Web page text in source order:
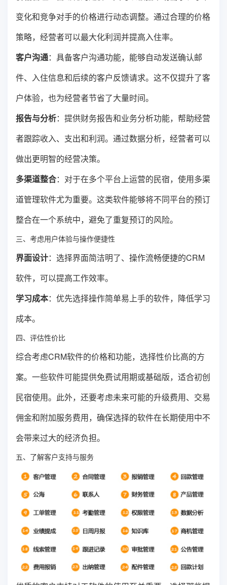
变化和竞争对手的价格进行动态调整。通过合理的价格
策略，经营者可以最大化利润并提高入住率。
客户沟通：具备客户沟通功能，能够自动发送确认邮
件、入住信息和后续的客户反馈请求。这不仅提升了客
户体验，也为经营者节省了大量时间。
报告与分析：提供财务报告和业务分析功能，帮助经营
者跟踪收入、支出和利润。通过数据分析，经营者可以
做出更明智的经营决策。
多渠道整合：对于在多个平台上运营的民宿，使用多渠
道管理软件尤为重要。这类软件能够将不同平台的预订
整合在一个系统中，避免了重复预订的风险。
三、考虑用户体验与操作便捷性
界面设计：选择界面简洁明了、操作流畅便捷的CRM
软件，可以提高工作效率。
学习成本：优先选择操作简单易上手的软件，降低学习
成本。
四、评估性价比
综合考虑CRM软件的价格和功能，选择性价比高的方
案。一些软件可能提供免费试用期或基础版，适合初创
民宿使用。此外，还要考虑未来可能的升级费用、交易
佣金和附加服务费用，确保选择的软件在长期使用中不
会带来过大的经济负担。
五、了解客户支持与服务